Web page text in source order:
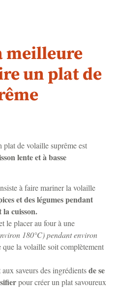
meilleure
un plat de
de volaille suprême est
lente et à basse
à faire mariner la volaille
et des légumes pendant
la cuisson.
le placer au four à une
180°C) pendant environ
que la volaille soit complètement
saveurs des ingrédientsde se
pour créer un plat savoureux